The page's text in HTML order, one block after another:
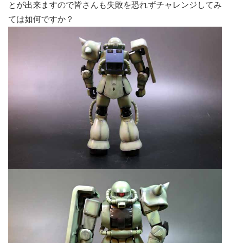
とが出来ますので皆さんも失敗を恐れずチャレンジしてみ
ては如何ですか？